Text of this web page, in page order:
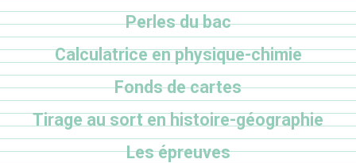
Perles du bac
Calculatrice en physique-chimie
Fonds de cartes
Tirage au sort en histoire-géographie
Les épreuves